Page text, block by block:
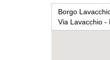
Borgo
Via Lavacchio -